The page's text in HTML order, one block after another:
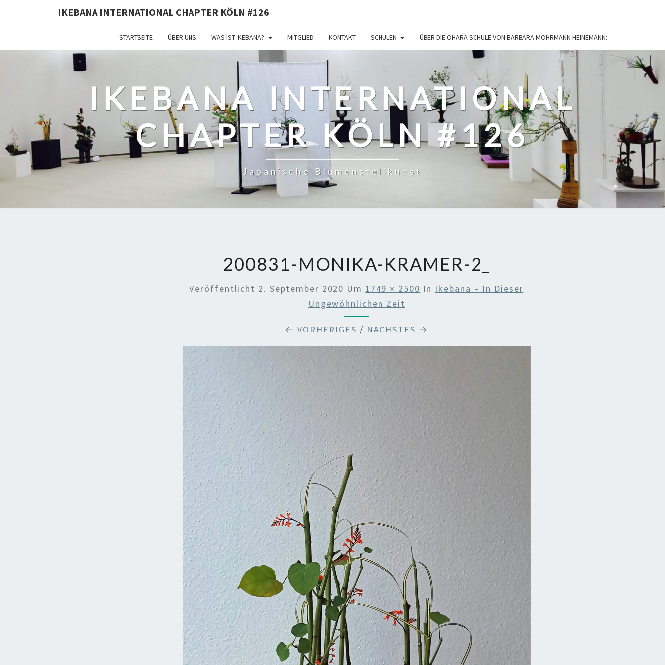
IKEBANA INTERNATIONAL CHAPTER KÖLN #126
STARTSEITE ÜBER UNS WAS IST IKEBANA? MITGLIED KONTAKT SCHULEN ÜBER DIE OHARA SCHULE VON BARBARA MOHRMANN-HEINEMANN:
IKEBANA INTERNATIONAL
CHAPTER KÖLN #126
Japanische Blumenstellkunst
200831-MONIKA-KRAMER-2_
Veröffentlicht 2. September 2020 Um 1749 × 2500 In Ikebana – In Dieser
Ungewöhnlichen Zeit
← VORHERIGES / NÄCHSTES →